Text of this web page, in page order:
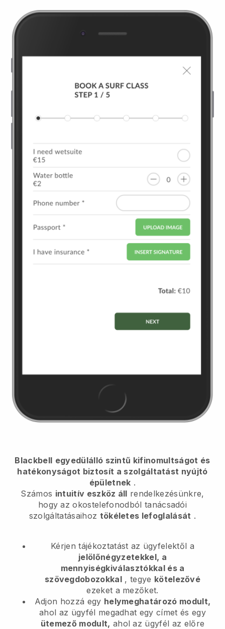
Blackbell egyedülálló szintű kifinomultságot és
hatékonyságot biztosít a szolgáltatást nyújtó
épületnek .
Számos intuitív eszköz áll rendelkezésünkre,
hogy az okostelefonodból tanácsadói
szolgáltatásaihoz tökéletes lefoglalását .
Kérjen tájékoztatást az ügyfelektől a
jelölőnégyzetekkel, a
mennyiségkiválasztókkal és a
szövegdobozokkal , tegye kötelezővé
ezeket a mezőket.
Adjon hozzá egy helymeghatározó modult,
ahol az ügyfél megadhat egy címet és egy
ütemező modult, ahol az ügyfél az előre